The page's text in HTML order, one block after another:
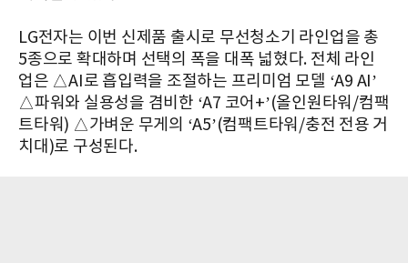
LG전자는 이번 신제품 출시로 무선청소기 라인업을 총
5종으로 확대하며 선택의 폭을 대폭 넓혔다. 전체 라인
업은 △AI로 흡입력을 조절하는 프리미엄 모델 ‘A9 AI’
△파워와 실용성을 겸비한 ‘A7 코어+’(올인원타워/컴팩
트타워) △가벼운 무게의 ‘A5’(컴팩트타워/충전 전용 거
치대)로 구성된다.